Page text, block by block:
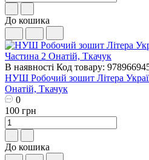
До кошика
В наявності Код товару:
НУШ Робочий зошит Літера
Онатій, Ткачук
0
100 грн
До кошика